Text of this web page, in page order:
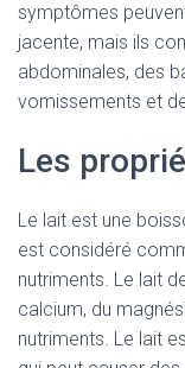
symptômes
jacente, mais ils
abdominales, des
vomissements et
Les
Le lait est une
est considéré
nutriments. Le lait
calcium, du
nutriments. Le lait